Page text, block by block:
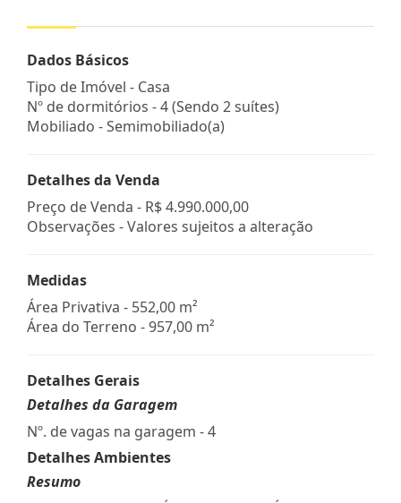
Dados Básicos
Tipo de Imóvel - Casa
Nº de dormitórios - 4 (Sendo 2 suítes)
Mobiliado - Semimobiliado(a)
Detalhes da Venda
Preço de Venda - R$ 4.990.000,00
Observações - Valores sujeitos a alteração
Medidas
Área Privativa - 552,00 m²
Área do Terreno - 957,00 m²
Detalhes Gerais
Detalhes da Garagem
Nº. de vagas na garagem - 4
Detalhes Ambientes
Resumo